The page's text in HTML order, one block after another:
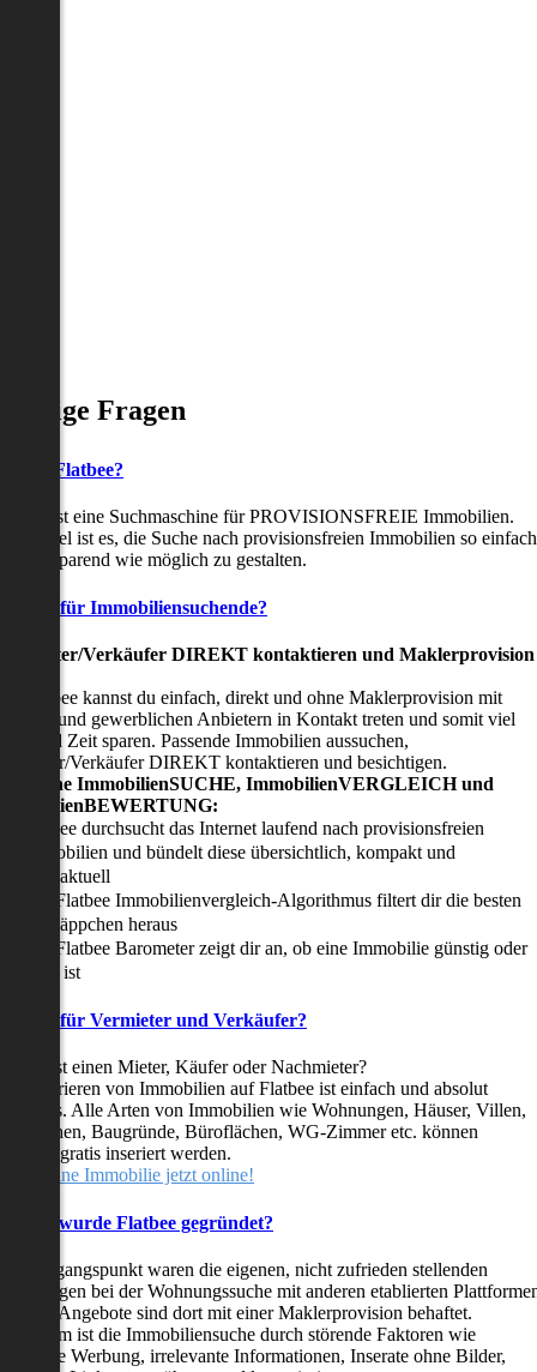
Fragen
ist Flatbee?
ist eine Suchmaschine für PROVISIONSFREIE Immobilien.
Ziel ist es, die Suche nach provisionsfreien Immobilien so einfach
zeitsparend wie möglich zu gestalten.
für Immobiliensuchende?
Verkäufer DIREKT kontaktieren und Maklerprovision
Flatbee kannst du einfach, direkt und ohne Maklerprovision mit
und gewerblichen Anbietern in Kontakt treten und somit viel
und Zeit sparen. Passende Immobilien aussuchen,
Verkäufer DIREKT kontaktieren und besichtigen.
in-one ImmobilienSUCHE, ImmobilienVERGLEICH und
Flatbee durchsucht das Internet laufend nach provisionsfreien
Immobilien und bündelt diese übersichtlich, kompakt und
tagesaktuell
Der Flatbee Immobilienvergleich-Algorithmus filtert dir die besten
Schnäppchen heraus
Der Flatbee Barometer zeigt dir an, ob eine Immobilie günstig oder
teuer ist
für Vermieter und Verkäufer?
suchst einen Mieter, Käufer oder Nachmieter?
Inserieren von Immobilien auf Flatbee ist einfach und absolut
Alle Arten von Immobilien wie Wohnungen, Häuser, Villen,
Baugründe, Büroflächen, WG-Zimmer etc. können
gratis inseriert werden.
deine Immobilie jetzt online!
wurde Flatbee gegründet?
Ausgangspunkt waren die eigenen, nicht zufrieden stellenden
bei der Wohnungssuche mit anderen etablierten
alle Angebote sind dort mit einer Maklerprovision behaftet.
ist die Immobiliensuche durch störende Faktoren wie
Werbung, irrelevante Informationen, Inserate ohne Bilder,